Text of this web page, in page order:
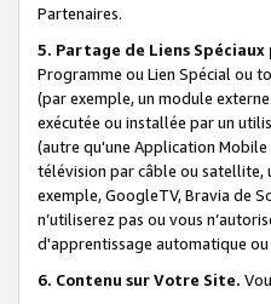
Partenaires.
5. Partage de Liens
Programme ou Lien Spécial ou
(par exemple, un module
exécutée ou installée par un
(autre qu'une Application
télévision par câble ou satellite,
exemple, GoogleTV, Bravia de
n’utiliserez pas ou vous
d'apprentissage automatique
6. Contenu sur Votre Site.